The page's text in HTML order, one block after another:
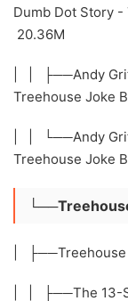
Dumb Dot Story -
20.36M
| | ├──Andy
Treehouse Joke
| | └──Andy
Treehouse Joke
| ├──Treehouse
| | ├──The 13-